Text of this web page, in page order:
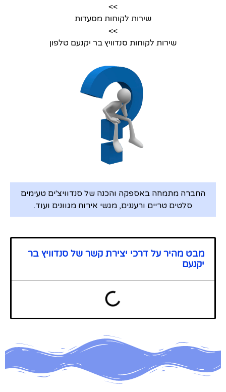
>>
שירות לקוחות מסעדות
>>
שירות לקוחות סנדוויץ בר יקנעם טלפון
החברה מתמחה באספקה והכנה של סנדוויצ'ים טעימים
סלטים טריים ורעננים, מגשי אירוח מגוונים ועוד.
מבט מהיר על דרכי יצירת קשר של סנדוויץ בר
יקנעם